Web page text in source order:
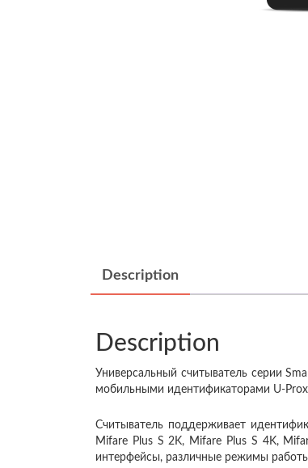
Description
Description
Универсальный считыватель серии
мобильными идентификаторами U-
Считыватель поддерживает
Mifare Plus S 2K, Mifare Plus S 4K,
интерфейсы, различные режимы